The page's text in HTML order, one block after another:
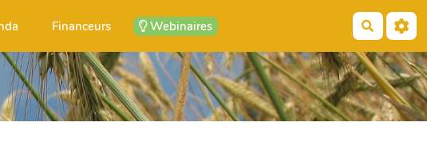
Financeurs Webinaires